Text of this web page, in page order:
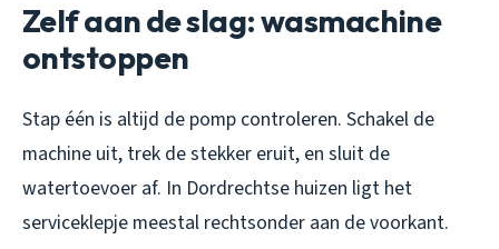
Zelf aan de slag: wasmachine
ontstoppen
Stap één is altijd de pomp controleren. Schakel de
machine uit, trek de stekker eruit, en sluit de
watertoevoer af. In Dordrechtse huizen ligt het
serviceklepje meestal rechtsonder aan de voorkant.